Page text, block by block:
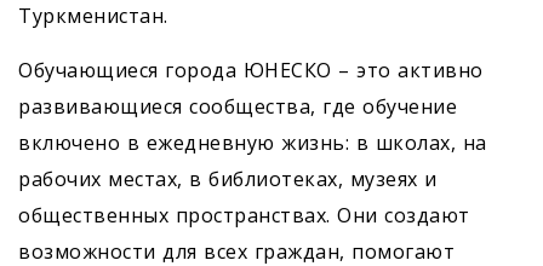
Туркменистан.
Обучающиеся города ЮНЕСКО – это активно
развивающиеся сообщества, где обучение
включено в ежедневную жизнь: в школах, на
рабочих местах, в библиотеках, музеях и
общественных пространствах. Они создают
возможности для всех граждан, помогают